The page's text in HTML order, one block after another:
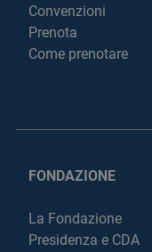
Convenzioni
Prenota
Come prenotare
FONDAZIONE
La Fondazione
Presidenza e CDA